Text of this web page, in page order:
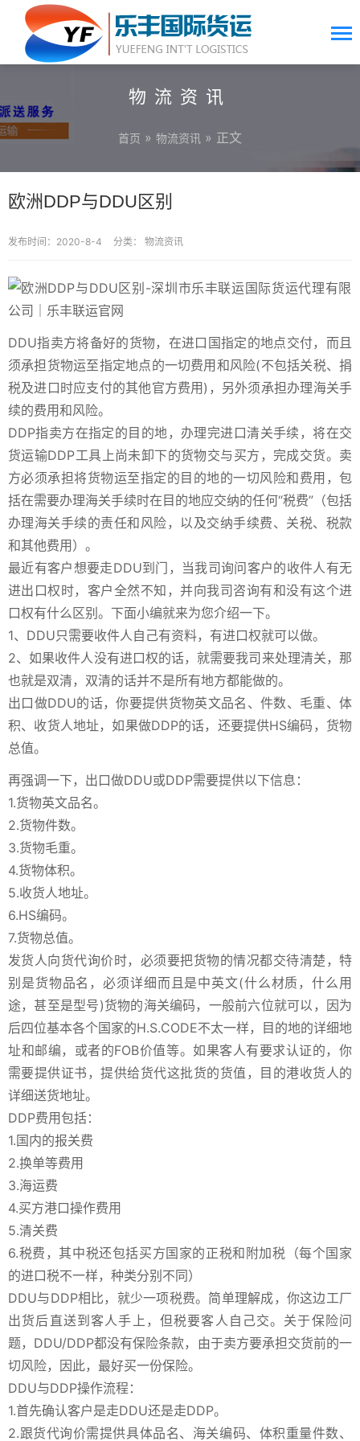
物流资讯
首页 » 物流资讯 » 正文
欧洲DDP与DDU区别
发布时间：2020-8-4 分类： 物流资讯
DDU指卖方将备好的货物，在进口国指定的地点交付，而且
须承担货物运至指定地点的一切费用和风险(不包括关税、捐
税及进口时应支付的其他官方费用)，另外须承担办理海关手
续的费用和风险。
DDP指卖方在指定的目的地，办理完进口清关手续，将在交
货运输DDP工具上尚未卸下的货物交与买方，完成交货。卖
方必须承担将货物运至指定的目的地的一切风险和费用，包
括在需要办理海关手续时在目的地应交纳的任何“税费”（包括
办理海关手续的责任和风险，以及交纳手续费、关税、税款
和其他费用）。
最近有客户想要走DDU到门，当我司询问客户的收件人有无
进出口权时，客户全然不知，并向我司咨询有和没有这个进
口权有什么区别。下面小编就来为您介绍一下。
1、DDU只需要收件人自己有资料，有进口权就可以做。
2、如果收件人没有进口权的话，就需要我司来处理清关，那
也就是双清，双清的话并不是所有地方都能做的。
出口做DDU的话，你要提供货物英文品名、件数、毛重、体
积、收货人地址，如果做DDP的话，还要提供HS编码，货物
总值。
再强调一下，出口做DDU或DDP需要提供以下信息：
1.货物英文品名。
2.货物件数。
3.货物毛重。
4.货物体积。
5.收货人地址。
6.HS编码。
7.货物总值。
发货人向货代询价时，必须要把货物的情况都交待清楚，特
别是货物品名，必须详细而且是中英文(什么材质，什么用
途，甚至是型号)货物的海关编码，一般前六位就可以，因为
后四位基本各个国家的H.S.CODE不太一样，目的地的详细地
址和邮编，或者的FOB价值等。如果客人有要求认证的，你
需要提供证书，提供给货代这批货的货值，目的港收货人的
详细送货地址。
DDP费用包括：
1.国内的报关费
2.换单等费用
3.海运费
4.买方港口操作费用
5.清关费
6.税费，其中税还包括买方国家的正税和附加税（每个国家
的进口税不一样，种类分别不同）
DDU与DDP相比，就少一项税费。简单理解成，你这边工厂
出货后直送到客人手上，但税要客人自己交。关于保险问
题，DDU/DDP都没有保险条款，由于卖方要承担交货前的一
切风险，因此，最好买一份保险。
DDU与DDP操作流程：
1.首先确认客户是走DDU还是走DDP。
2.跟货代询价需提供具体品名、海关编码、体积重量件数、